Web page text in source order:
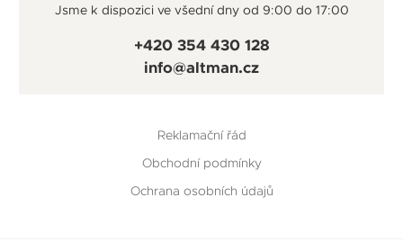
Jsme k dispozici ve všední dny od 9:00 do 17:00
+420 354 430 128
info@altman.cz
Reklamační řád
Obchodní podmínky
Ochrana osobních údajů